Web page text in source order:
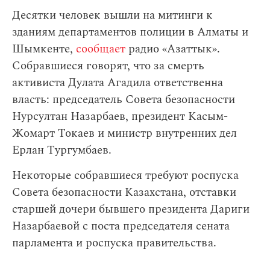
Десятки человек вышли на митинги к
зданиям департаментов полиции в Алматы и
Шымкенте, сообщает радио «Азаттык».
Собравшиеся говорят, что за смерть
активиста Дулата Агадила ответственна
власть: председатель Совета безопасности
Нурсултан Назарбаев, президент Касым-
Жомарт Токаев и министр внутренних дел
Ерлан Тургумбаев.
Некоторые собравшиеся требуют роспуска
Совета безопасности Казахстана, отставки
старшей дочери бывшего президента Дариги
Назарбаевой с поста председателя сената
парламента и роспуска правительства.